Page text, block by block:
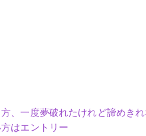
、一度夢破れたけれど諦めきれ
はエントリー